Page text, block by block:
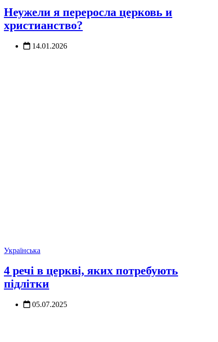
Неужели я переросла церковь и
христианство?
14.01.2026
Українська
4 речі в церкві, яких потребують
підлітки
05.07.2025